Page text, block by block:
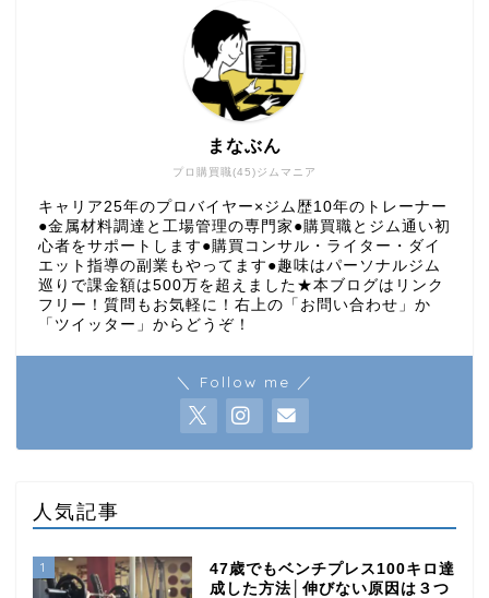
プロ購買職(45)ジムマニア
まなぶん
キャリア25年のプロバイヤー×ジム歴10年のトレーナー
●金属材料調達と工場管理の専門家●購買職とジム通い初
心者をサポートします●購買コンサル・ライター・ダイ
エット指導の副業もやってます●趣味はパーソナルジム
巡りで課金額は500万を超えました★本ブログはリンク
フリー！質問もお気軽に！右上の「お問い合わせ」か
「ツイッター」からどうぞ！
＼ Follow me ／
人気記事
1
47歳でもベンチプレス100キロ達
成した方法│伸びない原因は３つ